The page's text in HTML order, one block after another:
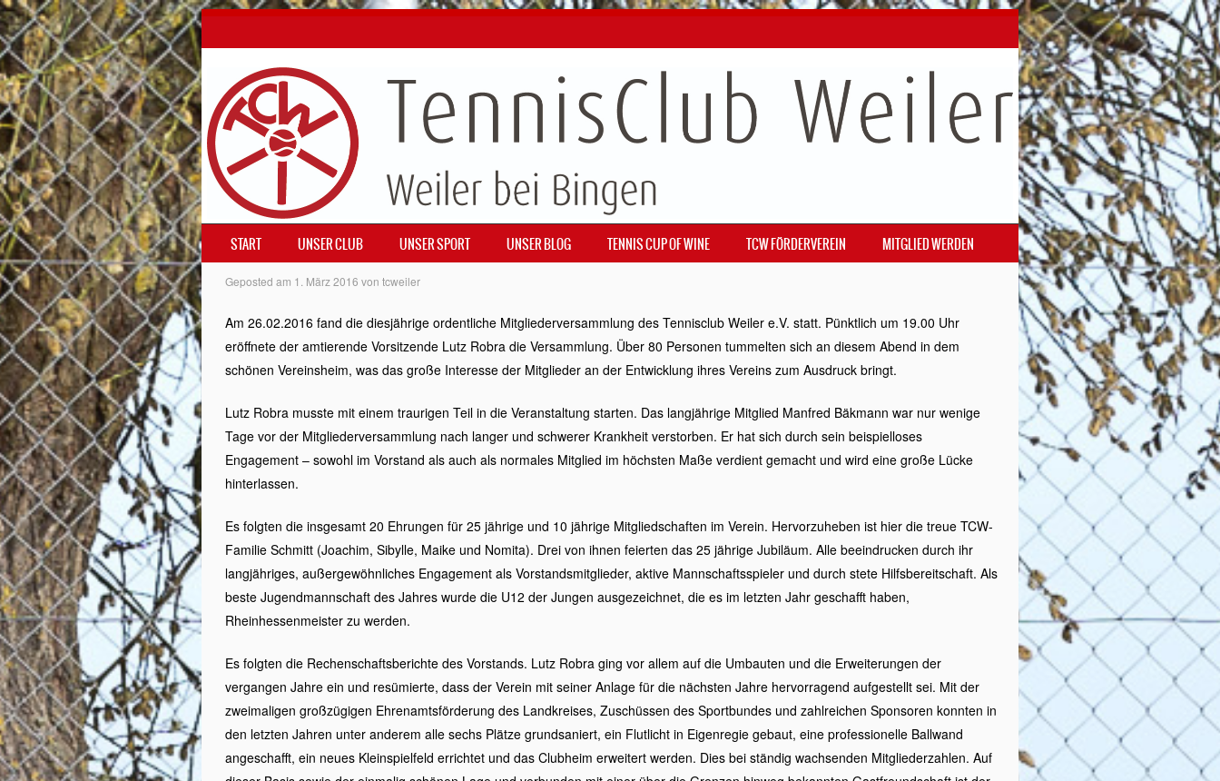
MENÜ
SKIP TO CONTENT
START UNSER CLUB UNSER SPORT UNSER BLOG TENNIS CUP OF WINE TCW FÖRDERVEREIN MITGLIED WERDEN
Geposted am 1. März 2016 von tcweiler
Am 26.02.2016 fand die diesjährige ordentliche Mitgliederversammlung des Tennisclub Weiler e.V. statt. Pünktlich um 19.00 Uhr
eröffnete der amtierende Vorsitzende Lutz Robra die Versammlung. Über 80 Personen tummelten sich an diesem Abend in dem
schönen Vereinsheim, was das große Interesse der Mitglieder an der Entwicklung ihres Vereins zum Ausdruck bringt.
Lutz Robra musste mit einem traurigen Teil in die Veranstaltung starten. Das langjährige Mitglied Manfred Bäkmann war nur wenige
Tage vor der Mitgliederversammlung nach langer und schwerer Krankheit verstorben. Er hat sich durch sein beispielloses
Engagement – sowohl im Vorstand als auch als normales Mitglied im höchsten Maße verdient gemacht und wird eine große Lücke
hinterlassen.
Es folgten die insgesamt 20 Ehrungen für 25 jährige und 10 jährige Mitgliedschaften im Verein. Hervorzuheben ist hier die treue TCW-
Familie Schmitt (Joachim, Sibylle, Maike und Nomita). Drei von ihnen feierten das 25 jährige Jubiläum. Alle beeindrucken durch ihr
langjähriges, außergewöhnliches Engagement als Vorstandsmitglieder, aktive Mannschaftsspieler und durch stete Hilfsbereitschaft. Als
beste Jugendmannschaft des Jahres wurde die U12 der Jungen ausgezeichnet, die es im letzten Jahr geschafft haben,
Rheinhessenmeister zu werden.
Es folgten die Rechenschaftsberichte des Vorstands. Lutz Robra ging vor allem auf die Umbauten und die Erweiterungen der
vergangen Jahre ein und resümierte, dass der Verein mit seiner Anlage für die nächsten Jahre hervorragend aufgestellt sei. Mit der
zweimaligen großzügigen Ehrenamtsförderung des Landkreises, Zuschüssen des Sportbundes und zahlreichen Sponsoren konnten in
den letzten Jahren unter anderem alle sechs Plätze grundsaniert, ein Flutlicht in Eigenregie gebaut, eine professionelle Ballwand
angeschafft, ein neues Kleinspielfeld errichtet und das Clubheim erweitert werden. Dies bei ständig wachsenden Mitgliederzahlen. Auf